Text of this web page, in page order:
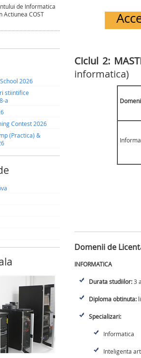
de Informatica
Actiunea COST
2026
stiintifice
a
Contest 2026
(Practica) &
Ciclul 2:
informatica)
Domenii de
INFORMATICA
Durata studiilor:3
Diploma obtinuta:
Specializari:
Informatica
Inteligenta